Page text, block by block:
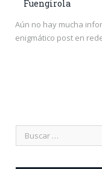
Fuengirola
Aún no hay mucha
enigmático post en